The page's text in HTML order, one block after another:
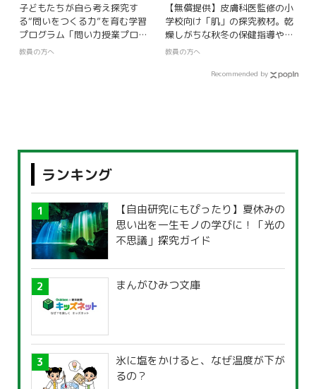
子どもたちが自ら考え探究す
る“問いをつくる力”を育む学習
プログラム「問い力授業プロジ
ェクト」とは？
教員の方へ
【無償提供】皮膚科医監修の小
学校向け「肌」の探究教材。乾
燥しがちな秋冬の保健指導や授
業に！
教員の方へ
Recommended by
ランキング
【自由研究にもぴったり】夏休みの
思い出を一生モノの学びに！「光の
不思議」探究ガイド
まんがひみつ文庫
氷に塩をかけると、なぜ温度が下が
るの？